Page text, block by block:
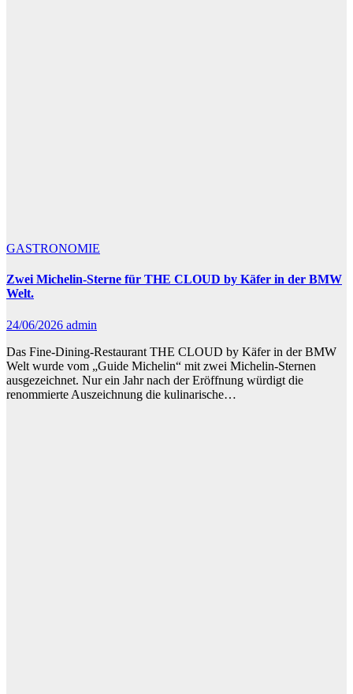
GASTRONOMIE
Zwei Michelin-Sterne für THE CLOUD by Käfer in der BMW
Welt.
24/06/2026 admin
Das Fine-Dining-Restaurant THE CLOUD by Käfer in der BMW
Welt wurde vom „Guide Michelin“ mit zwei Michelin-Sternen
ausgezeichnet. Nur ein Jahr nach der Eröffnung würdigt die
renommierte Auszeichnung die kulinarische…